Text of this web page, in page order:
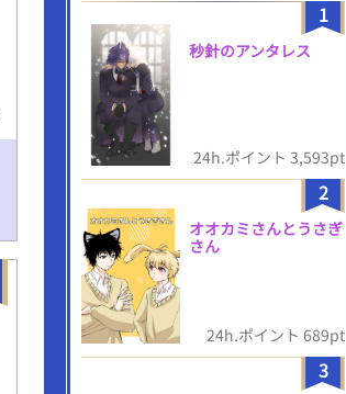
1
秒針のアンタレス
24h.ポイント 3,593pt
2
オオカミさんとうさぎ
さん
24h.ポイント 689pt
3